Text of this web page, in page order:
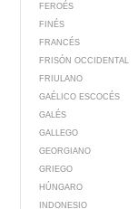
FEROÉS
FINÉS
FRANCÉS
FRISÓN OCCIDENTAL
FRIULANO
GAÉLICO ESCOCÉS
GALÉS
GALLEGO
GEORGIANO
GRIEGO
HÚNGARO
INDONESIO